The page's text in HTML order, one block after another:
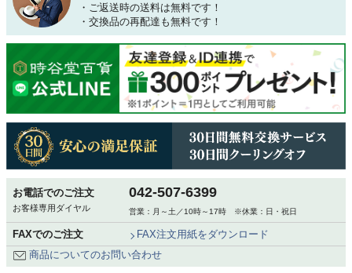
・ご返送時の送料は無料です！
・交換品の再配達も無料です！
お電話でのご注文
お客様専用ダイヤル
042-507-6399
営業：月～土／10時～17時 ※休業：日・祝日
FAXでのご注文
FAX注文用紙をダウンロード
商品についてのお問い合わせ